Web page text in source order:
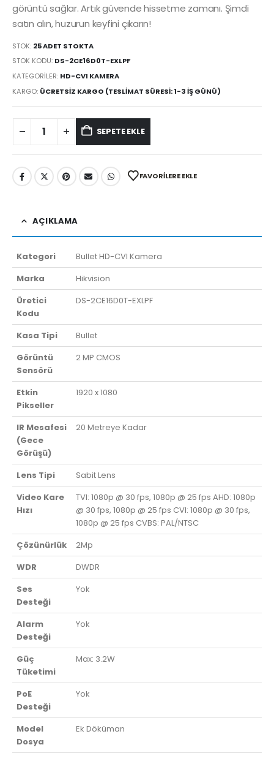
görüntü sağlar. Artık güvende hissetme zamanı. Şimdi
satın alın, huzurun keyfini çıkarın!
STOK: 25 ADET STOKTA
STOK KODU: DS-2CE16D0T-EXLPF
KATEGORILER: HD-CVI KAMERA
KARGO: ÜCRETSIZ KARGO (TESLIMAT SÜRESI: 1-3 İŞ GÜNÜ)
SEPETE EKLE
FAVORILERE EKLE
AÇIKLAMA
Kategori
Bullet HD-CVI Kamera
Marka
Hikvision
Üretici
Kodu
DS-2CE16D0T-EXLPF
Kasa Tipi
Bullet
Görüntü
Sensörü
2 MP CMOS
Etkin
Pikseller
1920 x 1080
IR Mesafesi
(Gece
Görüşü)
20 Metreye Kadar
Lens Tipi
Sabit Lens
Video Kare
Hızı
TVI: 1080p @ 30 fps, 1080p @ 25 fps AHD: 1080p
@ 30 fps, 1080p @ 25 fps CVI: 1080p @ 30 fps,
1080p @ 25 fps CVBS: PAL/NTSC
Çözünürlük
2Mp
WDR
DWDR
Ses
Desteği
Yok
Alarm
Desteği
Yok
Güç
Tüketimi
Max: 3.2W
PoE
Desteği
Yok
Model
Dosya
Ek Döküman